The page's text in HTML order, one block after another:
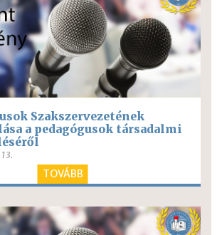
Szakszervezetének
a pedagógusok társadalmi
TOVÁBB